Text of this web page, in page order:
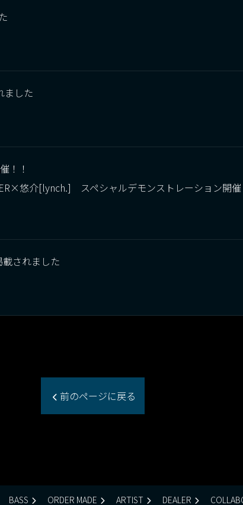
ました
ション開催！！
悠介[lynch.] スペシャルデモンストレーション開催
載されました
前のページに戻る
BASS ORDER MADE ARTIST DEALER